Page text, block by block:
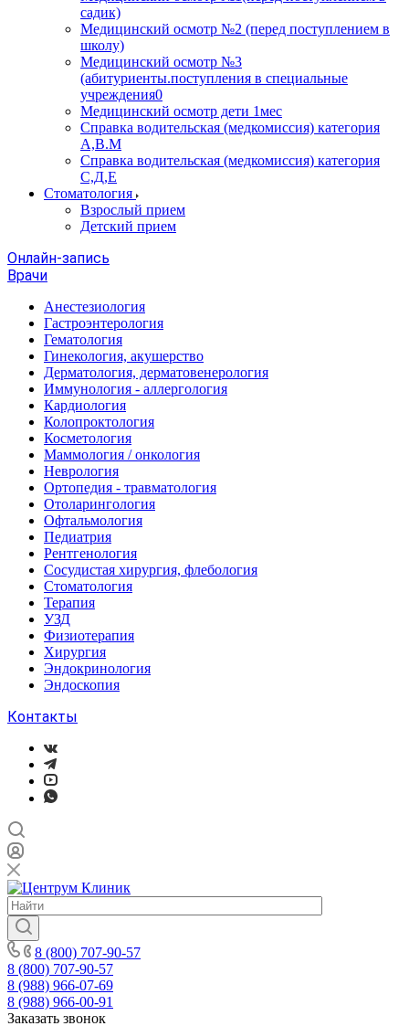
садик)
Медицинский осмотр №2 (перед поступлением в
школу)
Медицинский осмотр №3
(абитуриенты.поступления в специальные
учреждения0
Медицинский осмотр дети 1мес
Справка водительская (медкомиссия) категория
А,В.М
Справка водительская (медкомиссия) категория
С,Д,Е
Стоматология
Взрослый прием
Детский прием
Онлайн-запись
Врачи
Анестезиология
Гастроэнтерология
Гематология
Гинекология, акушерство
Дерматология, дерматовенерология
Иммунология - аллергология
Кардиология
Колопроктология
Косметология
Маммология / онкология
Неврология
Ортопедия - травматология
Отоларингология
Офтальмология
Педиатрия
Рентгенология
Сосудистая хирургия, флебология
Стоматология
Терапия
УЗД
Физиотерапия
Хирургия
Эндокринология
Эндоскопия
Контакты
8 (800) 707-90-57
8 (800) 707-90-57
8 (988) 966-07-69
8 (988) 966-00-91
Заказать звонок